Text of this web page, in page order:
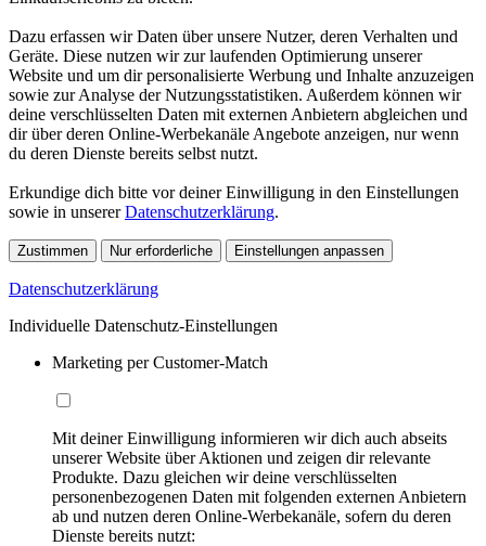
Dazu erfassen wir Daten über unsere Nutzer, deren Verhalten und
Geräte. Diese nutzen wir zur laufenden Optimierung unserer
Website und um dir personalisierte Werbung und Inhalte anzuzeigen
sowie zur Analyse der Nutzungsstatistiken. Außerdem können wir
deine verschlüsselten Daten mit externen Anbietern abgleichen und
dir über deren Online-Werbekanäle Angebote anzeigen, nur wenn
du deren Dienste bereits selbst nutzt.
Erkundige dich bitte vor deiner Einwilligung in den Einstellungen
sowie in unsererDatenschutzerklärung.
Zustimmen Nur erforderliche Einstellungen anpassen
Datenschutzerklärung
Individuelle Datenschutz-Einstellungen
Marketing per Customer-Match
Mit deiner Einwilligung informieren wir dich auch abseits
unserer Website über Aktionen und zeigen dir relevante
Produkte. Dazu gleichen wir deine verschlüsselten
personenbezogenen Daten mit folgenden externen Anbietern
ab und nutzen deren Online-Werbekanäle, sofern du deren
Dienste bereits nutzt: